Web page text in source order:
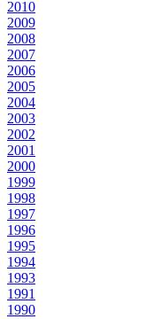
2010
2009
2008
2007
2006
2005
2004
2003
2002
2001
2000
1999
1998
1997
1996
1995
1994
1993
1991
1990